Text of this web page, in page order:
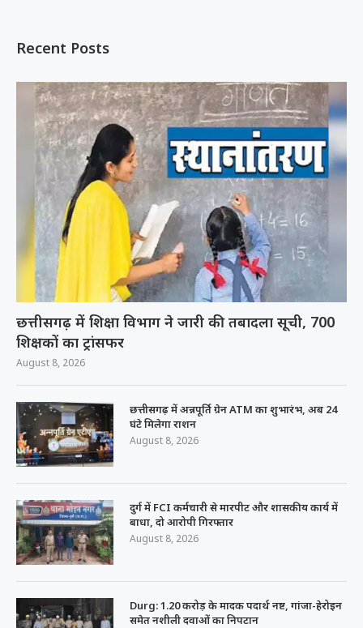
Recent Posts
छत्तीसगढ़ में शिक्षा विभाग ने जारी की तबादला सूची, 700
शिक्षकों का ट्रांसफर
August 8, 2026
छत्तीसगढ़ में अन्नपूर्ति ग्रेन ATM का शुभारंभ, अब 24
घंटे मिलेगा राशन
August 8, 2026
दुर्ग में FCI कर्मचारी से मारपीट और शासकीय कार्य में
बाधा, दो आरोपी गिरफ्तार
August 8, 2026
Durg: 1.20 करोड़ के मादक पदार्थ नष्ट, गांजा-हेरोइन
समेत नशीली दवाओं का निपटान